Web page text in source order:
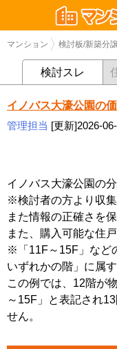
マンション 検討板/新築分
検討スレ
イノバス大濠公園の
管理担当 [更新]2026-
イノバス大濠公園の
※検討者の方より収集
また情報の正確さを
また、購入可能な住
※「11F～15F」など
いずれかの階」に属
この例では、12階が
～15F」と表記され
せん。